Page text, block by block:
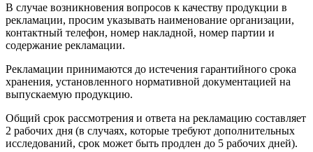
В случае возникновения вопросов к качеству продукции в
рекламации, просим указывать наименование организации,
контактный телефон, номер накладной, номер партии и
содержание рекламации.
Рекламации принимаются до истечения гарантийного срока
хранения, установленного нормативной документацией на
выпускаемую продукцию.
Общий срок рассмотрения и ответа на рекламацию составляет
2 рабочих дня (в случаях, которые требуют дополнительных
исследований, срок может быть продлен до 5 рабочих дней).